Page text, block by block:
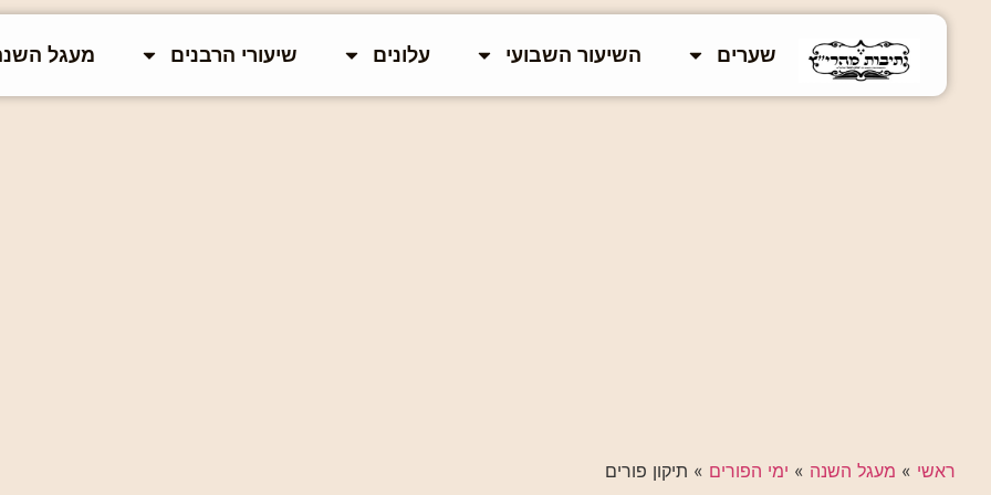
שערים השיעור השבועי עלונים שיעורי הרבנים מעגל
ראשי » מעגל השנה » ימי הפורים » תיקון פורים